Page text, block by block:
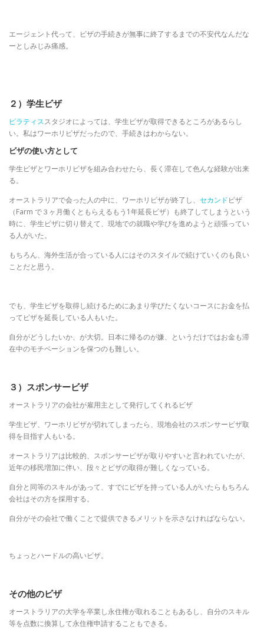
エージェント代って、ビザの手続きが無事に終了するまでの不安代なんだな
ーとしみじみ痛感。
２）学生ビザ
ピラティススタジオによっては、学生ビザが取得できるところがあるらし
い。私はワーホリビザだったので、手続きはわからない。
ビザの使い方として
学生ビザとワーホリビザを組み合わせたら、長く滞在して色んな経験が出来
る。
オーストラリアで会った人の中に、ワーホリビザが終了し、 セカンドビザ
（Farm で３ヶ月働くともらえるもう 1年延長ビザ）も終了してしまうという
時に、学生ビザに切り替えて、現地での就職や学びを進めようと頑張ってい
る人がいた。
もちろん、海外生活が合っている人にはそのスタイルで続けていくのも良い
ことだと思う。
でも、学生ビザを取得し続けるためにあまり学びたくないコースにお金を払
ってビザを延長している人もいた。
自分がどうしたいか、が大切。日本に帰るのが嫌、というだけではお金も滞
在中のモチベーションを保つのも難しい。
３）スポンサービザ
オーストラリアの会社が雇用主として発行してくれるビザ
学生ビザ、ワーホリビザが切れてしまったら、現地会社のスポンサービザ取
得を目指す人もいる。
オーストラリアは比較的、スポンサービザが取りやすいと言われていたが、
近年の移民増加に伴い、段々とビザの取得が難しくなっている。
自分と同等のスキルがあって、すでにビザを持っている人がいたらもちろん
会社はその方を採用する。
自分がその会社で働くことで提供できるメリットを示さなければならない。
ちょっとハードルの高いビザ。
その他のビザ
オーストラリアの大学を卒業し永住権が取れることもあるし、自分のスキル
等を点数に換算して永住権申請することもできる。